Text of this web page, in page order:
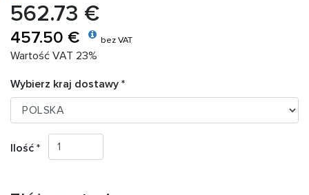
562.73 €
457.50 € bez VAT
Wartość VAT 23%
Wybierz kraj dostawy *
Ilość *